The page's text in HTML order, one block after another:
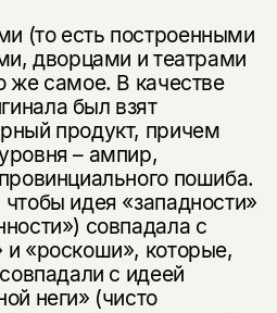
(то есть построенными
дворцами и театрами
же самое. В качестве
был взят
продукт, причем
– ампир,
пошиба.
идея «западности»
совпадала с
и «роскоши», которые,
с идеей
неги» (чисто